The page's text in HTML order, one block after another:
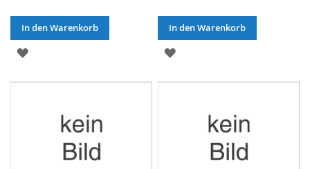
In den Warenkorb
ZUR
In den Warenkorb
ZUR